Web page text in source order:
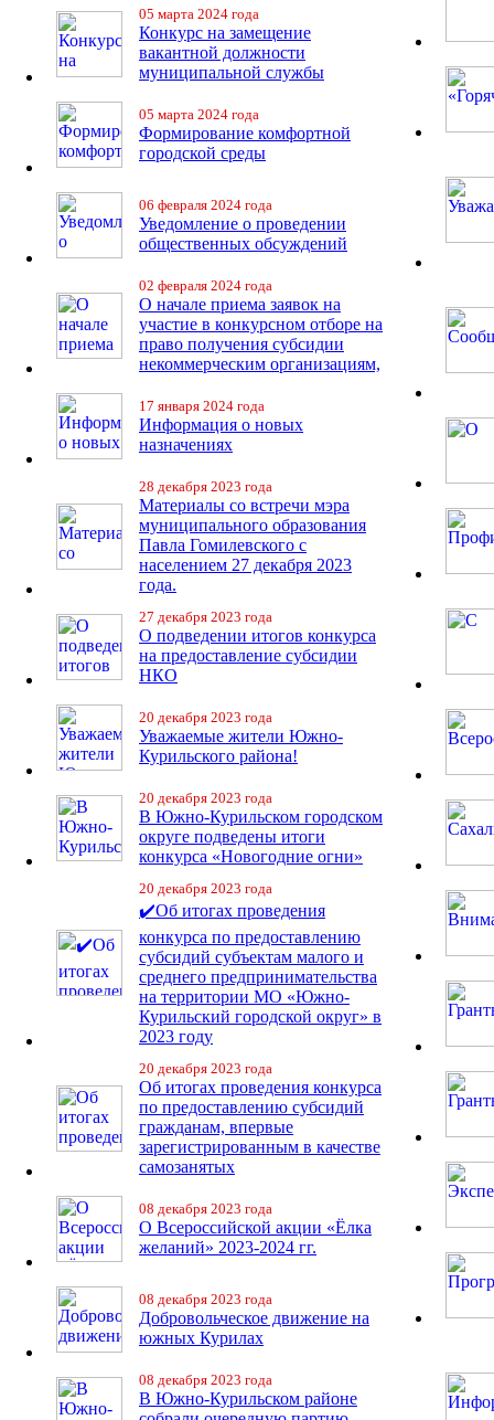
05 марта 2024 года
Конкурс на замещение
вакантной должности
муниципальной службы
05 марта 2024 года
Формирование комфортной
городской среды
06 февраля 2024 года
Уведомление о проведении
общественных обсуждений
02 февраля 2024 года
О начале приема заявок на
участие в конкурсном отборе на
право получения субсидии
некоммерческим организациям,
17 января 2024 года
Информация о новых
назначениях
28 декабря 2023 года
Материалы со встречи мэра
муниципального образования
Павла Гомилевского с
населением 27 декабря 2023
года.
27 декабря 2023 года
О подведении итогов конкурса
на предоставление субсидии
НКО
20 декабря 2023 года
Уважаемые жители Южно-
Курильского района!
20 декабря 2023 года
В Южно-Курильском городском
округе подведены итоги
конкурса «Новогодние огни»
20 декабря 2023 года
✔️Об итогах проведения
конкурса по предоставлению
субсидий субъектам малого и
среднего предпринимательства
на территории МО «Южно-
Курильский городской округ» в
2023 году
20 декабря 2023 года
Об итогах проведения конкурса
по предоставлению субсидий
гражданам, впервые
зарегистрированным в качестве
самозанятых
08 декабря 2023 года
О Всероссийской акции «Ёлка
желаний» 2023-2024 гг.
08 декабря 2023 года
Добровольческое движение на
южных Курилах
08 декабря 2023 года
В Южно-Курильском районе